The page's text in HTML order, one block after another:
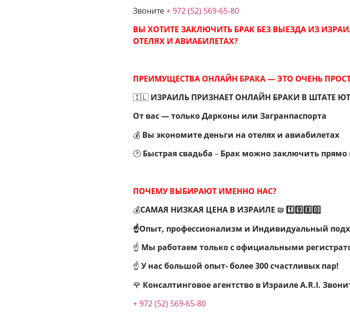
Звоните+ 972 (52) 569-65-80
ВЫ ХОТИТЕ ЗАКЛЮЧИТЬ БРАК БЕЗ ВЫЕЗДА ИЗ
ОТЕЛЯХ И АВИАБИЛЕТАХ?
ПРЕИМУЩЕСТВА ОНЛАЙН БРАКА — ЭТО ОЧЕНЬ
🇮🇱 ИЗРАИЛЬ ПРИЗНАЕТ ОНЛАЙН БРАКИ В ШТАТЕ
От вас — только Дарконы или Загранпаспорта
💰 Вы экономите деньги на отелях и авиабилетах
🕑 Быстрая свадьба – Брак можно заключить прямо
ПОЧЕМУ ВЫБИРАЮТ ИМЕННО НАС?
💰САМАЯ НИЗКАЯ ЦЕНА В ИЗРАИЛЕ ₪ 1️⃣9️⃣8️⃣0️⃣
☝Опыт, профессионализм и Индивидуальный
☝ Мы работаем только с официальными
☝ У нас большой опыт- более 300 счастливых пар!
🌹 Консалтинговое агентство в Израиле A.R.I.
+ 972 (52) 569-65-80